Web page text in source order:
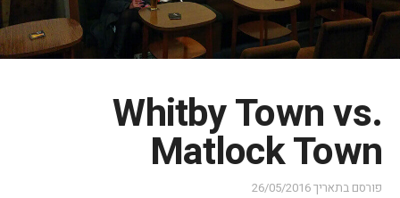
Whitby Town vs.
Matlock Town
פורסם בתאריך26/05/2016